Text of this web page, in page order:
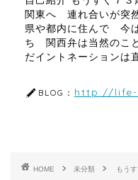
関東へ 連れ合いが突
県や都内に住んで 今
ち 関西弁は当然のこ
だイントネーションは
BLOG： http://life-
HOME 未分類 もう